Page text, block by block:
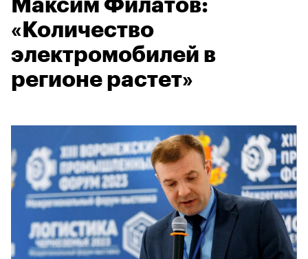
Максим Филатов:
«Количество
электромобилей в
регионе растет»